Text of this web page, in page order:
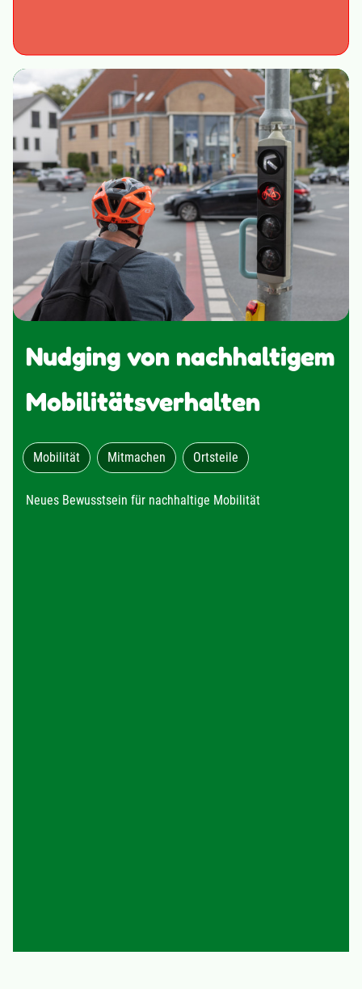
Nudging von nachhaltigem
Mobilitätsverhalten
Mobilität Mitmachen Ortsteile
Neues Bewusstsein für nachhaltige Mobilität